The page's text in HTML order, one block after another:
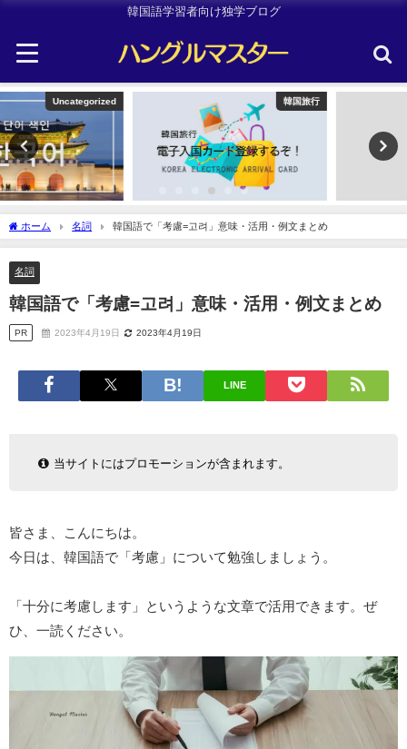
韓国語学習者向け独学ブログ
ホーム 名詞 韓国語で「考慮=고려」意味・活用・例文まとめ
名詞
韓国語で「考慮=고려」意味・活用・例文まとめ
PR 2023年4月19日 2023年4月19日
LINE
当サイトにはプロモーションが含まれます。
皆さま、こんにちは。
今日は、韓国語で「考慮」について勉強しましょう。
「十分に考慮します」というような文章で活用できます。ぜ
ひ、一読ください。